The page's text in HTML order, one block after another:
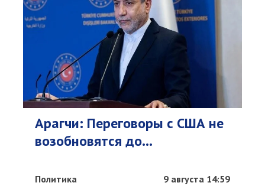
Арагчи: Переговоры с США не
возобновятся до...
Политика 9 августа 14:59